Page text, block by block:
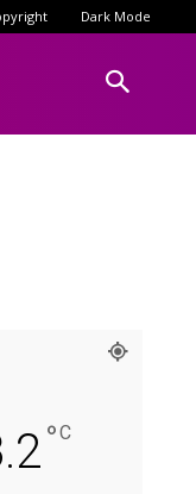
Dark Mode
°C